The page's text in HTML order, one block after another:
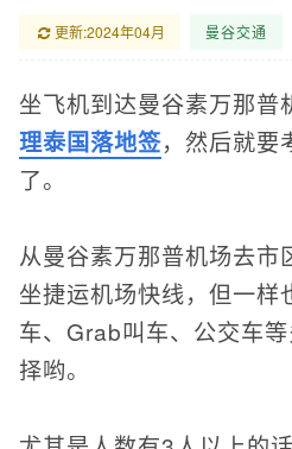
更新:2024年04月 曼谷交通
坐飞机到达曼谷素万那普
理泰国落地签，然后就要
了。
从曼谷素万那普机场去市
坐捷运机场快线，但一样
车、Grab叫车、公交车
择哟。